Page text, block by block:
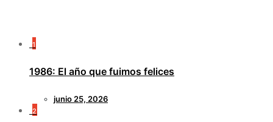
1
1986: El año que fuimos felices
junio 25, 2026
2